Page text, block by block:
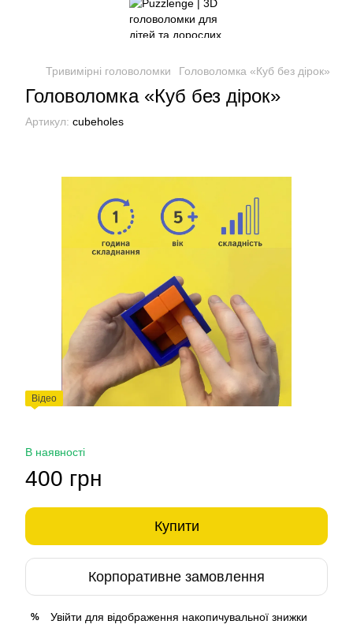
Тривимірні головоломки Головоломка «Куб без дірок»
Головоломка «Куб без дірок»
Артикул: cubeholes
Відео
В наявності
400 грн
Купити
Корпоративне замовлення
% Увійти для відображення накопичувальної знижки